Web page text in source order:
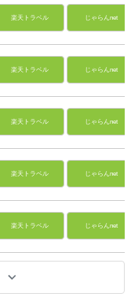
楽天トラベル じゃらんnet
楽天トラベル じゃらんnet
楽天トラベル じゃらんnet
楽天トラベル じゃらんnet
楽天トラベル じゃらんnet